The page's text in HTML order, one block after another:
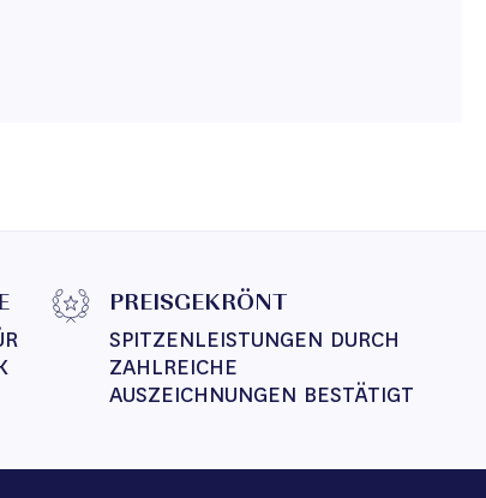
PREISGEKRÖNT
SPITZENLEISTUNGEN DURCH
ZAHLREICHE
AUSZEICHNUNGEN BESTÄTIGT